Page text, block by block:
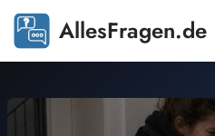
Zum
AllesFragen.de